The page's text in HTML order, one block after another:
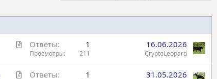
С
т
Ответы 1
Просмотры 211
16.06.2026
CryptoLeopard
С
Ответы 1 31.05.2026